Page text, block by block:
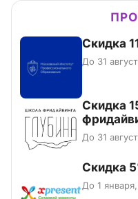
Скидка
До 31
Скидка
До 31
Скидка
До 1